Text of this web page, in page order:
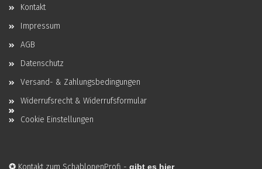
Kontakt
Impressum
AGB
Datenschutz
Versand- & Zahlungsbedingungen
Widerrufsrecht & Widerrufsformular
Cookie Einstellungen
✪ Kontakt zum SchablonenProfi - gibt es hier